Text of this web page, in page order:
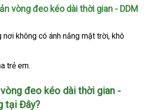
vòng đeo kéo dài thời gian - DDM
nơi không có ánh nắng mặt trờiđịa
, khô
trẻ em.
đeo kéo dài thời gian -
tại Đây?